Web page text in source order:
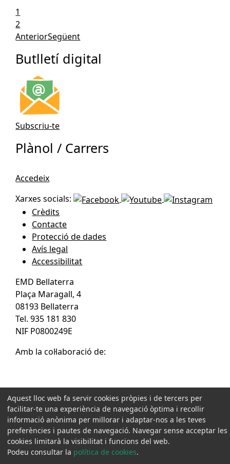
1
2
AnteriorSegüent
Butlletí digital
Subscriu-te
Plànol / Carrers
Accedeix
Xarxes socials:
Crèdits
Contacte
Protecció de dades
Avís legal
Accessibilitat
EMD Bellaterra
Plaça Maragall, 4
08193 Bellaterra
Tel. 935 181 830
NIF P0800249E
Amb la col·laboració de:
Aquest lloc web fa servir cookies pròpies i de tercers per
facilitar-te una experiència de navegació òptima i recollir
informació anònima per millorar i adaptar-nos a les teves
preferències i pautes de navegació. Navegar sense acceptar les
cookies limitarà la visibilitat i funcions del web.
Podeu consultar la política de cookies.